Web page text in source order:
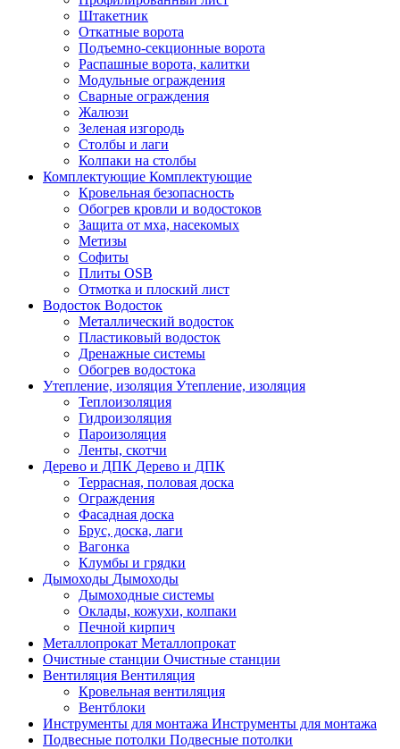
Штакетник
Откатные ворота
Подъемно-секционные ворота
Распашные ворота, калитки
Модульные ограждения
Сварные ограждения
Жалюзи
Зеленая изгородь
Столбы и лаги
Колпаки на столбы
Комплектующие Комплектующие
Кровельная безопасность
Обогрев кровли и водостоков
Защита от мха, насекомых
Метизы
Софиты
Плиты OSB
Отмотка и плоский лист
Водосток Водосток
Металлический водосток
Пластиковый водосток
Дренажные системы
Обогрев водостока
Утепление, изоляция Утепление, изоляция
Теплоизоляция
Гидроизоляция
Пароизоляция
Ленты, скотчи
Дерево и ДПК Дерево и ДПК
Террасная, половая доска
Ограждения
Фасадная доска
Брус, доска, лаги
Вагонка
Клумбы и грядки
Дымоходы Дымоходы
Дымоходные системы
Оклады, кожухи, колпаки
Печной кирпич
Металлопрокат Металлопрокат
Очистные станции Очистные станции
Вентиляция Вентиляция
Кровельная вентиляция
Вентблоки
Инструменты для монтажа Инструменты для монтажа
Подвесные потолки Подвесные потолки